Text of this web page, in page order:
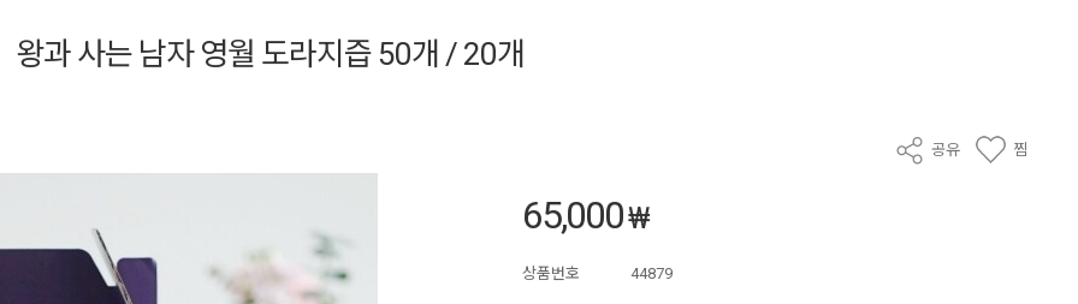
왕과 사는 남자 영월 도라지즙 50개 / 20개
공유 찜
65,000₩
상품번호 44879